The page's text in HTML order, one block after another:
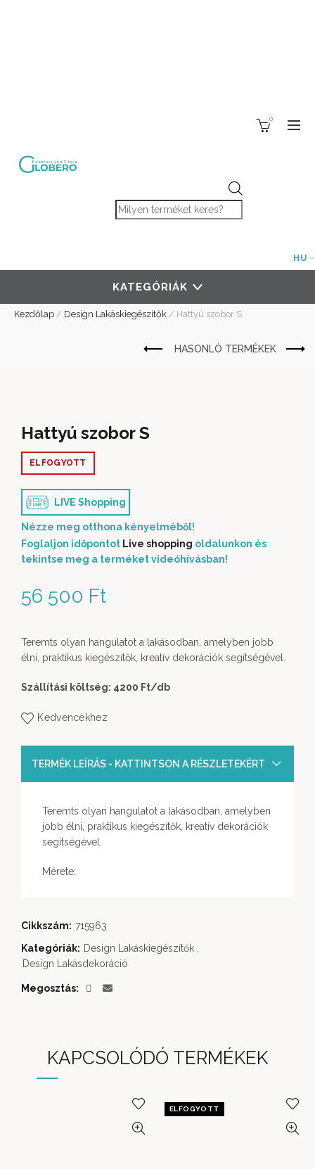
Products search
0
HU
KATEGÓRIÁK
Kezdőlap / Design Lakáskiegészítők / Hattyú szobor S
Hattyú szobor S
56 500 Ft
ELFOGYOTT
LIVE Shopping
Nézze meg otthona kényelméből!
Foglaljon időpontot Live shopping oldalunkon és
tekintse meg a terméket videóhívásban!
Teremts olyan hangulatot a lakásodban, amelyben jobb
élni, praktikus kiegészítők, kreatív dekorációk segítségével.
Szállítási költség: 4200 Ft/db
Kedvencekhez
TERMÉK LEÍRÁS - KATTINTSON A RÉSZLETEKÉRT
Teremts olyan hangulatot a lakásodban, amelyben
jobb élni, praktikus kiegészítők, kreatív dekorációk
segítségével.
Mérete:
Cikkszám: 715963
Kategóriák: Design Lakáskiegészítők
Design Lakásdekoráció
Megosztás
KAPCSOLÓDÓ TERMÉKEK
ELFOGYOTT